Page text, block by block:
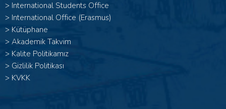
> International Students Office
> International Office (Erasmus)
> Kütüphane
> Akademik Takvim
> Kalite Politikamız
> Gizlilik Politikası
> KVKK